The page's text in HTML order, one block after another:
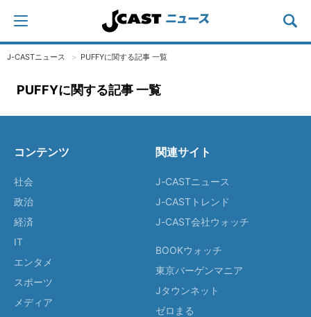
J-CASTニュース PUFFYに関する記事 一覧
PUFFYに関する記事 一覧
コンテンツ
社会
政治
経済
IT
エンタメ
スポーツ
メディア
関連サイト
J-CASTニュース
J-CASTトレンド
J-CAST会社ウォッチ
BOOKウォッチ
東京バーゲンマニア
Jタウンネット
ゼロまる